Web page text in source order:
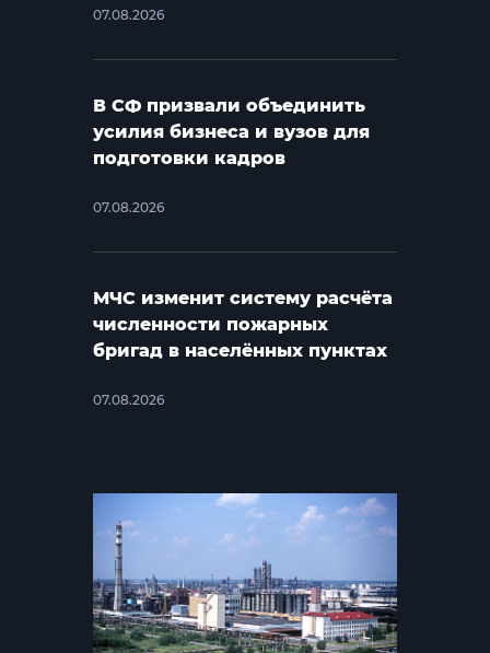
07.08.2026
В СФ призвали объединить
усилия бизнеса и вузов для
подготовки кадров
07.08.2026
МЧС изменит систему расчёта
численности пожарных
бригад в населённых пунктах
07.08.2026